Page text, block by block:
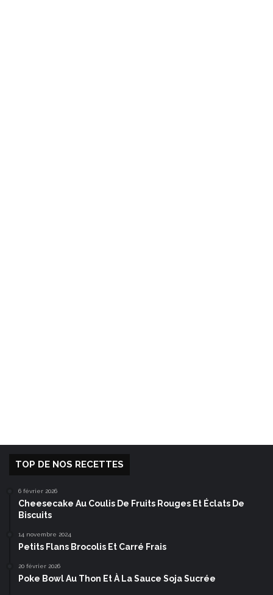
TOP DE NOS RECETTES
6 février 2026
Cheesecake Au Coulis De Fruits Rouges Et Éclats De
Biscuits
14 novembre 2024
Petits Flans Brocolis Et Carré Frais
20 février 2026
Poke Bowl Au Thon Et À La Sauce Soja Sucrée